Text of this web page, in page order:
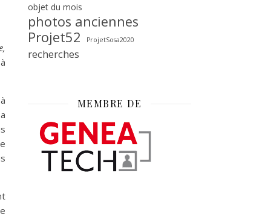
objet du mois
photos anciennes
Projet52 ProjetSosa2020
recherches
MEMBRE DE